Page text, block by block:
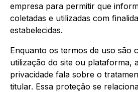
empresa para permitir que
coletadas e utilizadas com
estabelecidas.
Enquanto os termos de uso são
utilização do site ou plataforma,
privacidade fala sobre o
titular. Essa proteção se